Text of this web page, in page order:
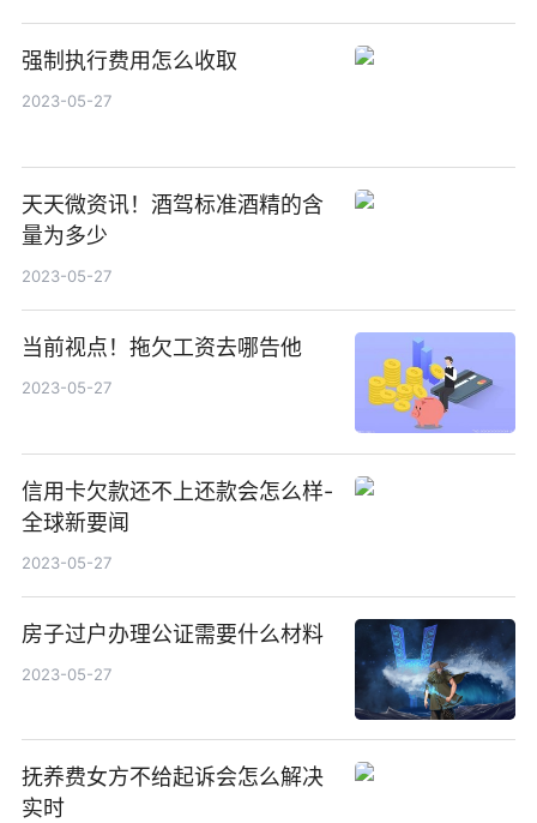
强制执行费用怎么收取
2023-05-27
天天微资讯！酒驾标准酒精的含
量为多少
2023-05-27
当前视点！拖欠工资去哪告他
2023-05-27
信用卡欠款还不上还款会怎么样-
全球新要闻
2023-05-27
房子过户办理公证需要什么材料
2023-05-27
抚养费女方不给起诉会怎么解决
实时